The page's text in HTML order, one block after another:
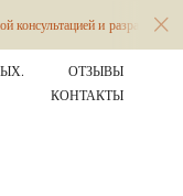
ОТЗЫВЫ
КОНТАКТЫ
концепции